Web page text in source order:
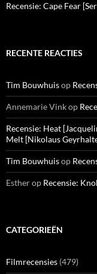
Recensie: Cape Fear
RECENTE REACTIES
Tim Bouwhuisop
Annemarie Vinkop
Recensie: Heat
Melt [Nikolaus
Tim Bouwhuisop
Estherop Recensie:
CATEGORIEËN
Filmrecensies (479)